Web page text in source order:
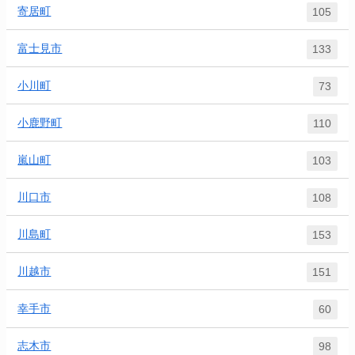
寄居町 105
富士見市 133
小川町 73
小鹿野町 110
嵐山町 103
川口市 108
川島町 153
川越市 151
幸手市 60
志木市 98